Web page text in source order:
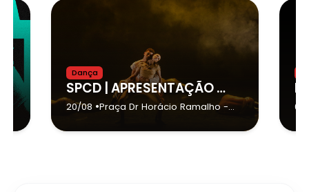
Dança
SPCD | APRESENTAÇÃO NO CINE TEATRO SÃO PEDRO - TAQUARITINGA
20/08 •Praça Dr Horácio Ramalho-